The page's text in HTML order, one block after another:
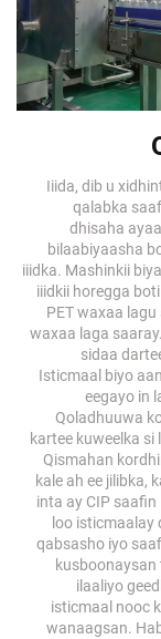
Iiida, dib u
qalabka
dhisaha
bilaabiyaasha
iiidka. Mashinkii
iiidkii horegga
PET waxaa
waxaa laga
sidaa
Isticmaal biyo
eegayo in
Qoladhuuwa
kartee kuweelka
Qismahan
kale ah ee jilibka,
inta ay CIP
loo isticmaalay
qabsasho iyo
ilaaliyo
isticmaal nooc
wanaagsan.